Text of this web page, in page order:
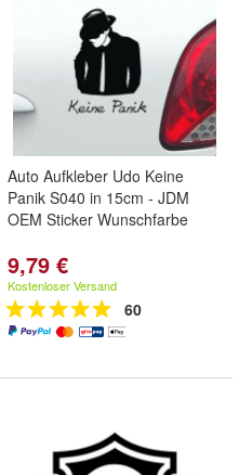
Auto Aufkleber Udo Keine
Panik S040 in 15cm - JDM
OEM Sticker Wunschfarbe
9,79 €
Kostenloser Versand
60